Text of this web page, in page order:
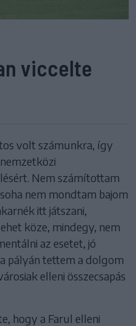
viccelte
volt számunkra, így
Nem számítottam
nem mondtam bajom
itt játszani,
köze, mindegy, nem
az esetet, jó
pályán tettem a dolgom
elleni összecsapás
hogy a Farul elleni